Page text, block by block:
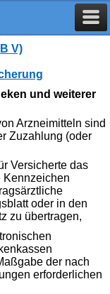
V)
und weiterer
Arzneimitteln sind
Zuzahlung (oder
Versicherte das
Kennzeichen
oder in den
zu übertragen,
der nach
erforderlichen